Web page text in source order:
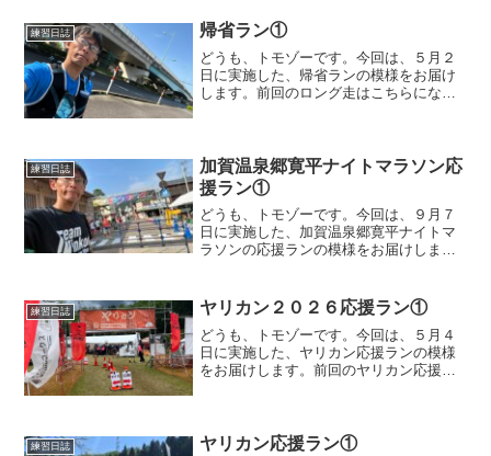
てありましたw大会で使っ...
練習日誌 帰省ラン①
どうも、トモゾーです。今回は、５月２
日に実施した、帰省ランの模様をお届け
します。前回のロング走はこちらになり
家に帰ってみたいなと思っ...
練習日誌
加賀温泉郷寛平ナイトマラソン応
援ラン①
どうも、トモゾーです。今回は、９月７
日に実施した、加賀温泉郷寛平ナイトマ
ラソンの応援ランの模様をお届けしま
入り前回の応援ランでは、自宅から大会
会場まで走って向かいました...
練習日誌 ヤリカン２０２６応援ラン①
どうも、トモゾーです。今回は、５月４
日に実施した、ヤリカン応援ランの模様
をお届けします。前回のヤリカン応援ラ
した。途中、スーパーに寄...
練習日誌 ヤリカン応援ラン①